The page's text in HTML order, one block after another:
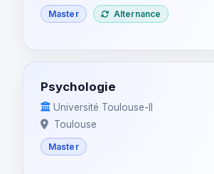
Master Alternance
Psychologie
Université Toulouse-II
Toulouse
Master